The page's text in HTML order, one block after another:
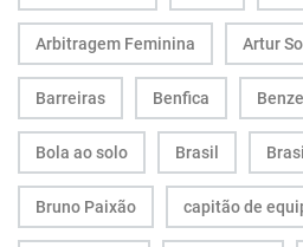
Arbitragem Feminina Artur
Barreiras Benfica
Bola ao solo Brasil
Bruno Paixão capitão de